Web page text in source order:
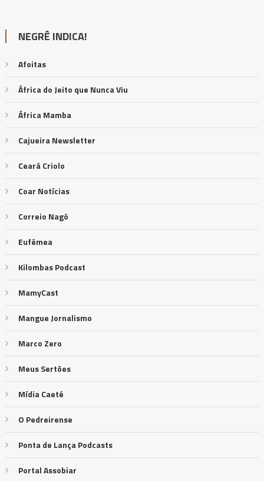
NEGRÊ INDICA!
Afoitas
África do Jeito que Nunca Viu
África Mamba
Cajueira Newsletter
Ceará Criolo
Coar Notícias
Correio Nagô
Eufêmea
Kilombas Podcast
MamyCast
Mangue Jornalismo
Marco Zero
Meus Sertões
Mídia Caeté
O Pedreirense
Ponta de Lança Podcasts
Portal Assobiar